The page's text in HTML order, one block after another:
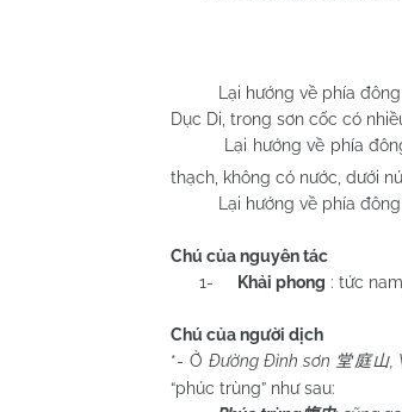
(Sơn hải
Lại hướng về phía đông
Dục Di, trong sơn cốc có
Lại hướng về phía đông
thạch, không có nước, dưới
Lại hướng về phía đông
Chú của nguyên tác
1-
Khải phong : tức
Chú của người dịch
*- ỞĐường Đình sơn 堂庭山,
“phúc trùng” như sau: